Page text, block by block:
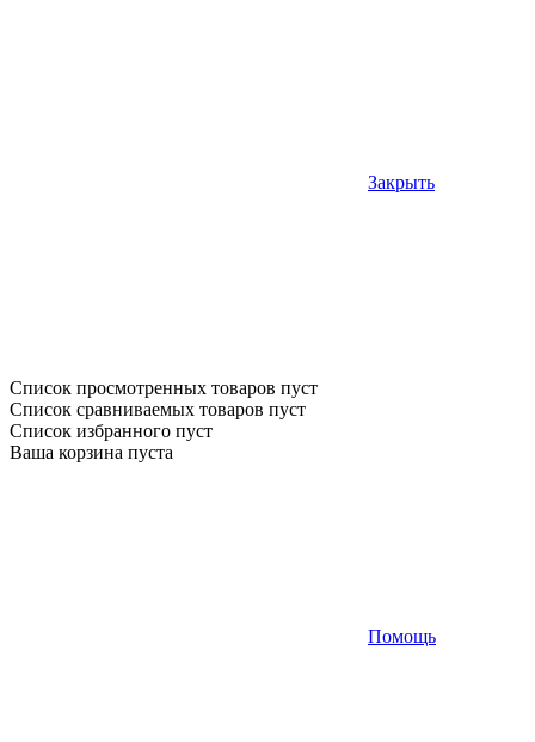
Закрыть
Список просмотренных товаров пуст
Список сравниваемых товаров пуст
Список избранного пуст
Ваша корзина пуста
Помощь